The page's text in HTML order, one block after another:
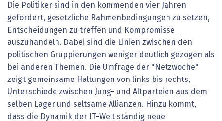
Die Politiker sind in den kommenden vier Jahren
gefordert, gesetzliche Rahmenbedingungen zu setzen,
Entscheidungen zu treffen und Kompromisse
auszuhandeln. Dabei sind die Linien zwischen den
politischen Gruppierungen weniger deutlich gezogen als
bei anderen Themen. Die Umfrage der "Netzwoche"
zeigt gemeinsame Haltungen von links bis rechts,
Unterschiede zwischen Jung- und Altparteien aus dem
selben Lager und seltsame Allianzen. Hinzu kommt,
dass die Dynamik der IT-Welt ständig neue